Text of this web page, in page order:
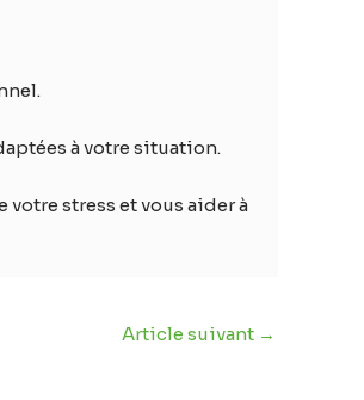
à votre situation.
stress et vous aider à
Article suivant →